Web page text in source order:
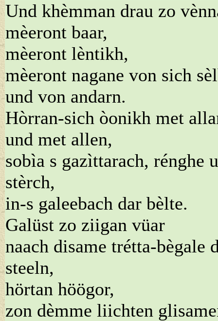
Und khèmman drau zo
mèeront baar,
mèeront lèntikh,
mèeront nagane von sich
und von andarn.
Hòrran-sich òonikh met
und met allen,
sobìa s gazìttarach, rénghe
stèrch,
in-s galeebach dar bèlte.
Galüst zo ziigan vüar
naach disame trétta-bègale
steeln,
hörtan höögor,
zon dèmme liichten